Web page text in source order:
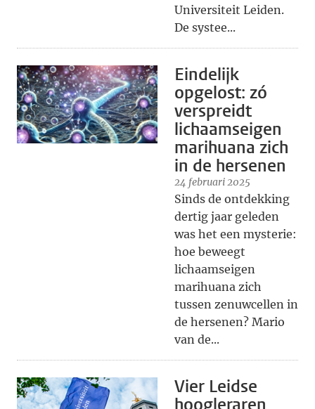
Universiteit Leiden.
De systee...
Eindelijk
opgelost: zó
verspreidt
lichaamseigen
marihuana zich
in de hersenen
24 februari 2025
Sinds de ontdekking
dertig jaar geleden
was het een mysterie:
hoe beweegt
lichaamseigen
marihuana zich
tussen zenuwcellen in
de hersenen? Mario
van de...
Vier Leidse